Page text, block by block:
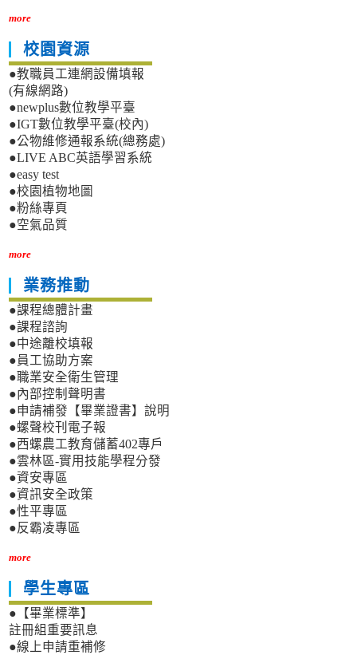
more
校園資源
●教職員工連網設備填報
(有線網路)
●newplus數位教學平臺
●IGT數位教學平臺(校內)
●公物維修通報系統(總務處)
●LIVE ABC英語學習系統
●easy test
●校園植物地圖
●粉絲專頁
●空氣品質
more
業務推動
●課程總體計畫
●課程諮詢
●中途離校填報
●員工協助方案
●職業安全衛生管理
●內部控制聲明書
●申請補發【畢業證書】說明
●螺聲校刊電子報
●西螺農工教育儲蓄402專戶
●雲林區-實用技能學程分發
●資安專區
●資訊安全政策
●性平專區
●反霸凌專區
more
學生專區
●【畢業標準】
註冊組重要訊息
●線上申請重補修